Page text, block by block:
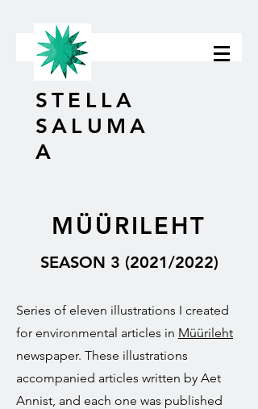
STELLA
SALUMA
A
MÜÜRILEHT
SEASON 3 (2021/2022)
Series of eleven illustrations I created
for environmental articles in Müürileht
newspaper. These illustrations
accompanied articles written by Aet
Annist, and each one was published